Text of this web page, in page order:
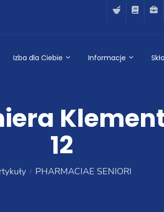
Izba dla Ciebie Informacje
12
PHARMACIAE SENIORI